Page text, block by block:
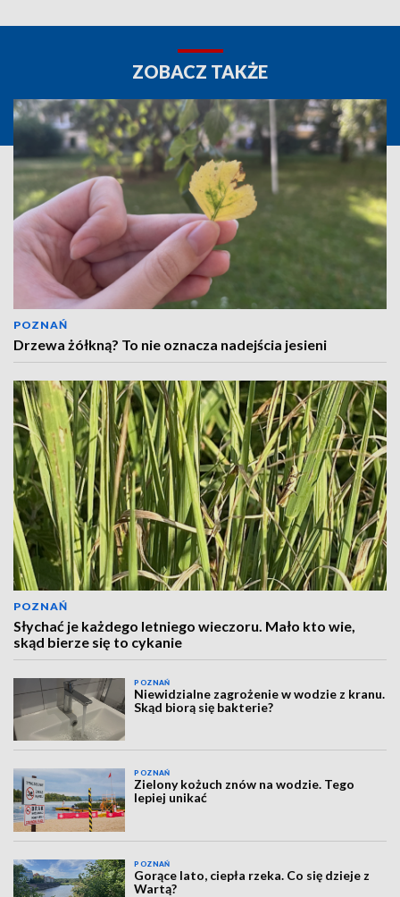
ZOBACZ TAKŻE
POZNAŃ
Drzewa żółkną? To nie oznacza nadejścia jesieni
POZNAŃ
Słychać je każdego letniego wieczoru. Mało kto wie,
skąd bierze się to cykanie
POZNAŃ
Niewidzialne zagrożenie w wodzie z kranu.
Skąd biorą się bakterie?
POZNAŃ
Zielony kożuch znów na wodzie. Tego
lepiej unikać
POZNAŃ
Gorące lato, ciepła rzeka. Co się dzieje z
Wartą?